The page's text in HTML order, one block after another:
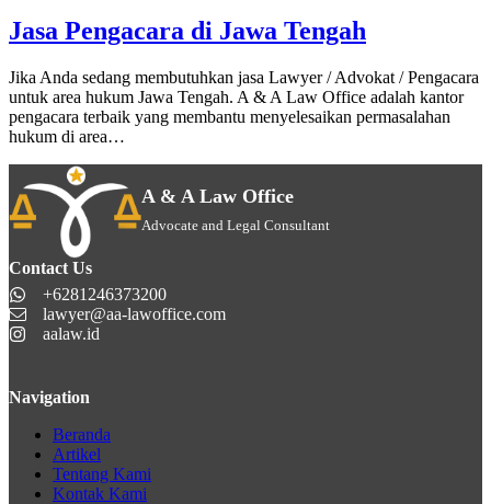
Jasa Pengacara di Jawa Tengah
Jika Anda sedang membutuhkan jasa Lawyer / Advokat / Pengacara
untuk area hukum Jawa Tengah. A & A Law Office adalah kantor
pengacara terbaik yang membantu menyelesaikan permasalahan
hukum di area…
A & A Law Office
Advocate and Legal Consultant
Contact Us
+6281246373200
lawyer@aa-lawoffice.com
aalaw.id
Navigation
Beranda
Artikel
Tentang Kami
Kontak Kami